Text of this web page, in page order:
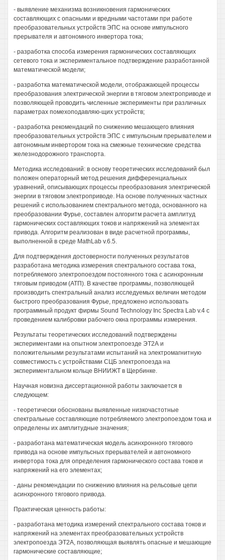
- выявление механизма возникновения гармонических
составляющих с опасными и вредными частотами при работе
преобразовательных устройств ЭПС на основе импульсного
прерывателя и автономного инвертора тока;
- разработка способа измерения гармонических составляющих
сетевого тока и экспериментальное подтверждение разработанной
математической модели;
- разработка математической модели, отображающей процессы
преобразования электрической энергии в тяговом электроприводе и
позволяющей проводить численные эксперименты при различных
параметрах помехоподавляю-щих устройств;
- разработка рекомендаций по снижению мешающего влияния
преобразовательных устройств ЭПС с импульсным прерывателем и
автономным инвертором тока на смежные технические средства
железнодорожного транспорта.
Методика исследований: в основу теоретических исследований был
положен операторный метод решения дифференциальных
уравнений, описывающих процессы преобразования электрической
энергии в тяговом электроприводе. На основе полученных частных
решений с использованием спектрального метода, основанного на
преобразовании Фурье, составлен алгоритм расчета амплитуд
гармонических составляющих токов и напряжений на элементах
привода. Алгоритм реализован в виде расчетной программы,
выполненной в среде MathLab v.6.5.
Для подтверждения достоверности полученных результатов
разработана методика измерения спектрального состава тока,
потребляемого электропоездом постоянного тока с асинхронным
тяговым приводом (АТП). В качестве программы, позволяющей
производить спектральный анализ исследуемых величин методом
быстрого преобразования Фурье, предложено использовать
программный продукт фирмы Sound Technology Inc Spectra Lab v.4 с
проведением калибровки рабочего окна программы измерения.
Результаты теоретических исследований подтверждены
экспериментами на опытном электропоезде ЭТ2А и
положительными результатами испытаний на электромагнитную
совместимость с устройствами СЦБ электропоезда на
экспериментальном кольце ВНИИЖТ в Щербинке.
Научная новизна диссертационной работы заключается в
следующем:
- теоретически обоснованы выявленные низкочастотные
спектральные составляющие потребляемого электропоездом тока и
определены их амплитудные значения;
- разработана математическая модель асинхронного тягового
привода на основе импульсных прерывателей и автономного
инвертора тока для определения гармонического состава токов и
напряжений на его элементах;
- даны рекомендации по снижению влияния на рельсовые цепи
асинхронного тягового привода.
Практическая ценность работы:
- разработана методика измерений спектрального состава токов и
напряжений на элементах преобразовательных устройств
электропоезда ЭТ2А, позволяющая выявлять опасные и мешающие
гармонические составляющие;